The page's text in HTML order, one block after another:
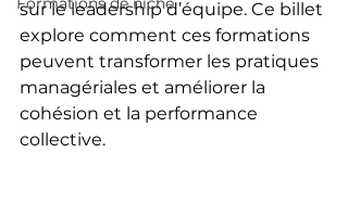
sur le leadership d’équipe. Ce billet
explore comment ces formations
peuvent transformer les pratiques
managériales et améliorer la
cohésion et la performance
collective.